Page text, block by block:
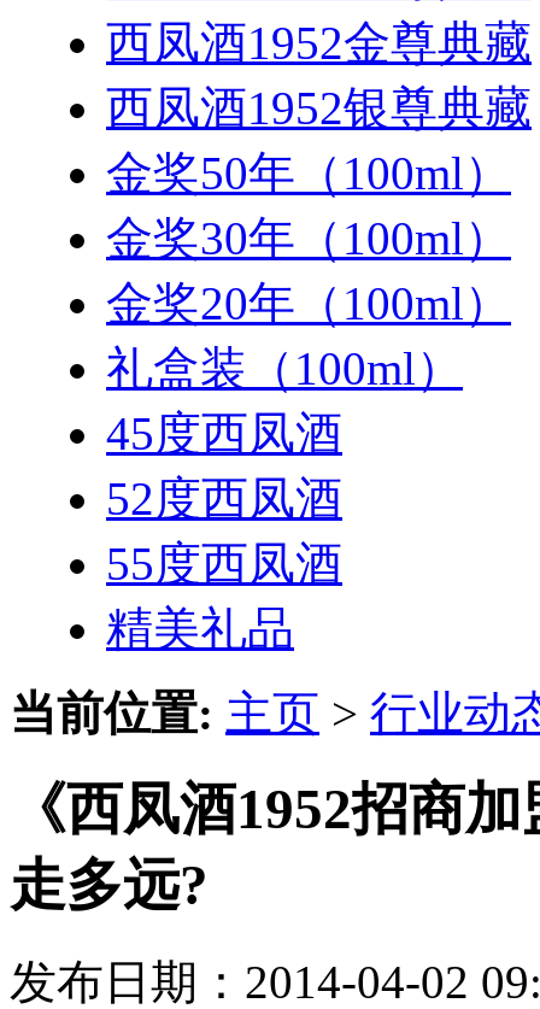
西凤酒1952金尊典藏
西凤酒1952银尊典藏
金奖50年（100ml）
金奖30年（100ml）
金奖20年（100ml）
礼盒装（100ml）
45度西凤酒
52度西凤酒
55度西凤酒
精美礼品
当前位置: 主页 > 行业动
《西凤酒1952招商
走多远?
发布日期：2014-04-02